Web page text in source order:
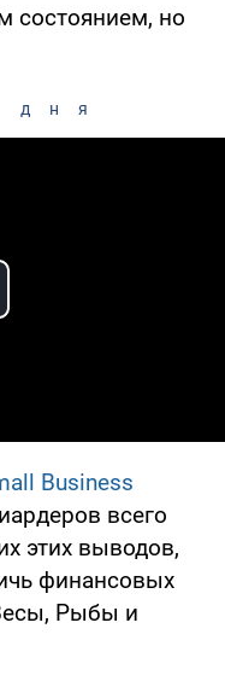
состоянием, но
дня
Video
Business
всего
этих выводов,
финансовых
Рыбы и